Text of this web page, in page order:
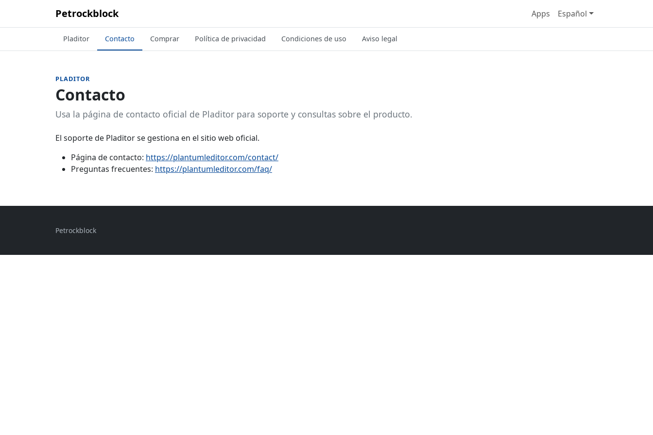
Petrockblock Apps Español
Pladitor Contacto Comprar Política de privacidad Condiciones de uso Aviso legal
PLADITOR
Contacto
Usa la página de contacto oficial de Pladitor para soporte y consultas sobre el producto.
El soporte de Pladitor se gestiona en el sitio web oficial.
Página de contacto: https://plantumleditor.com/contact/
Preguntas frecuentes: https://plantumleditor.com/faq/
Petrockblock